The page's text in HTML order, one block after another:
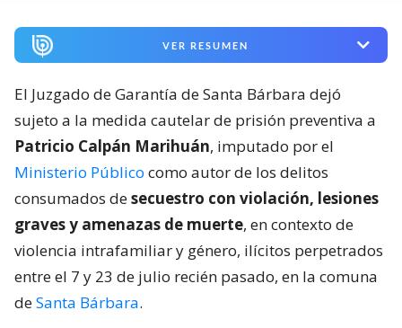
VER RESUMEN
El Juzgado de Garantía de Santa Bárbara dejó
sujeto a la medida cautelar de prisión preventiva a
Patricio Calpán Marihuán, imputado por el
Ministerio Público como autor de los delitos
consumados desecuestro con violación, lesiones
graves y amenazas de muerte, en contexto de
violencia intrafamiliar y género, ilícitos perpetrados
entre el 7 y 23 de julio recién pasado, en la comuna
deSanta Bárbara.